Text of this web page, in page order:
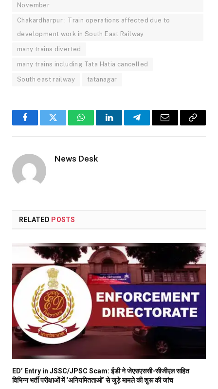
November
Chakardharpur : Train operations affected due to
development work in South East Railway
many trains diverted
many trains including Tata Hatia cancelled
South east railway tatanagar
FacebookTwitter WhatsAppLinkedInTelegramEmail
Copy
News Desk
RELATED POSTS
ED’ Entry in JSSC/JPSC Scam: ईडी ने जेएसएससी-सीजीएल सहित
विभिन्न भर्ती परीक्षाओं में ‘अनियमितताओं’ से जुड़े मामले की शुरू की जांच